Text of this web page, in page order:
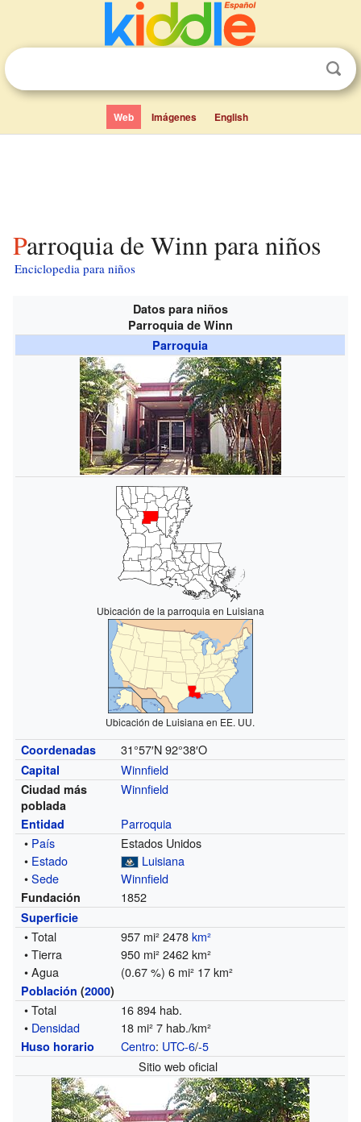
Web Imágenes English
Parroquia de Winn para niños
Enciclopedia para niños
Datos para niños
Parroquia de Winn
Parroquia
Ubicación de la parroquia en Luisiana
Ubicación de Luisiana en EE. UU.
Coordenadas 31°57′N 92°38′O
Capital Winnfield
Ciudad más
poblada
Winnfield
Entidad
Parroquia
• País
Estados Unidos
• Estado
Luisiana
•Sede Winnfield
Fundación 1852
Superficie
• Total 957 mi² 2478km²
• Tierra
950 mi² 2462 km²
• Agua
(0.67 %) 6 mi² 17 km²
Población (2000)
• Total
16 894 hab.
• Densidad 18 mi² 7 hab./km²
Huso horario Centro: UTC-6/-5
Sitio web oficial